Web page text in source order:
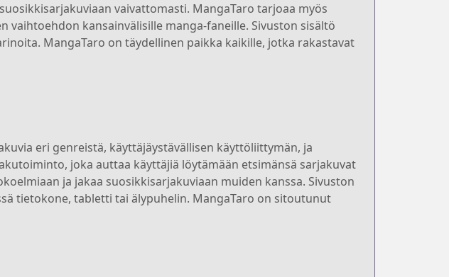
vaivattomasti. MangaTaro tarjoaa myös
vaihtoehdon kansainvälisille manga-faneille. Sivuston sisältö
MangaTaro on täydellinen paikka kaikille, jotka rakastavat
eri genreistä, käyttäjäystävällisen käyttöliittymän, ja
joka auttaa käyttäjiä löytämään etsimänsä sarjakuvat
ja jakaa suosikkisarjakuviaan muiden kanssa. Sivuston
tietokone, tabletti tai älypuhelin. MangaTaro on sitoutunut